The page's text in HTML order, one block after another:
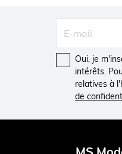
Oui, je
intérêts.
relatives à
de